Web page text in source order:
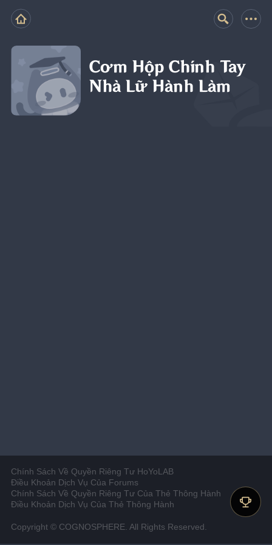
Cơm Hộp Chính Tay
Nhà Lữ Hành Làm
Chính Sách Về Quyền Riêng Tư HoYoLAB
Điều Khoản Dịch Vụ Của Forums
Chính Sách Về Quyền Riêng Tư Của Thẻ Thông Hành
Điều Khoản Dịch Vụ Của Thẻ Thông Hành
Copyright © COGNOSPHERE. All Rights Reserved.